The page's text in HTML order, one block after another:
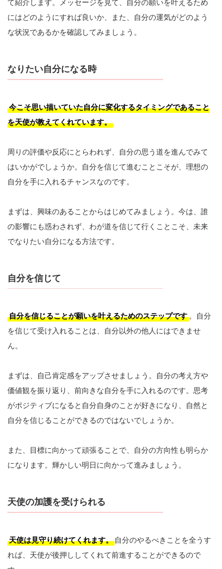
て紹介します。メッセージを見て、自分の願いを叶えるため
にはどのようにすれば良いか、また、自分の運気がどのよう
な状況であるかを確認してみましょう。
なりたい自分になる時
今こそ思い描いていた自分に変化するタイミングであること
を天使が教えてくれています。
周りの評価や反応にとらわれず、自分の思う道を進んでみて
はいかがでしょうか。自分を信じて進むことこそが、理想の
自分を手に入れるチャンスなのです。
まずは、興味のあることからはじめてみましょう。今は、誰
の影響にも惑わされず、わが道を信じて行くことこそ、未来
でなりたい自分になる方法です。
自分を信じて
自分を信じることが願いを叶えるためのステップです 。自分
を信じて受け入れることは、自分以外の他人にはできませ
ん。
まずは、自己肯定感をアップさせましょう。自分の考え方や
価値観を振り返り、前向きな自分を手に入れるのです。思考
がポジティブになると自分自身のことが好きになり、自然と
自分を信じることができるのではないでしょうか。
また、目標に向かって頑張ることで、自分の方向性も明らか
になります。輝かしい明日に向かって進みましょう。
天使の加護を受けられる
天使は見守り続けてくれます。 自分のやるべきことを全うす
れば、天使が後押ししてくれて前進することができるので